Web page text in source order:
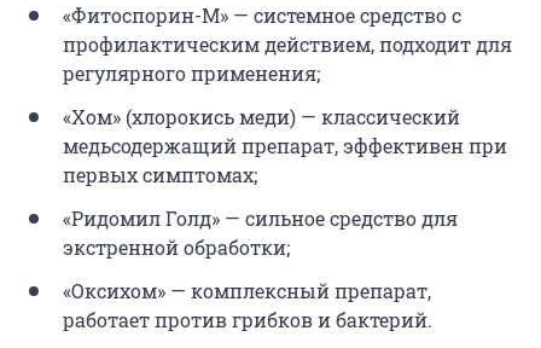
«Фитоспорин-М» — системное средство с
профилактическим действием, подходит для
регулярного применения;
«Хом» (хлорокись меди) — классический
медьсодержащий препарат, эффективен при
первых симптомах;
«Ридомил Голд» — сильное средство для
экстренной обработки;
«Оксихом» — комплексный препарат,
работает против грибков и бактерий.